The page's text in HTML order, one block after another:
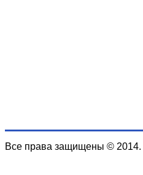
Все права защищены © 2014.